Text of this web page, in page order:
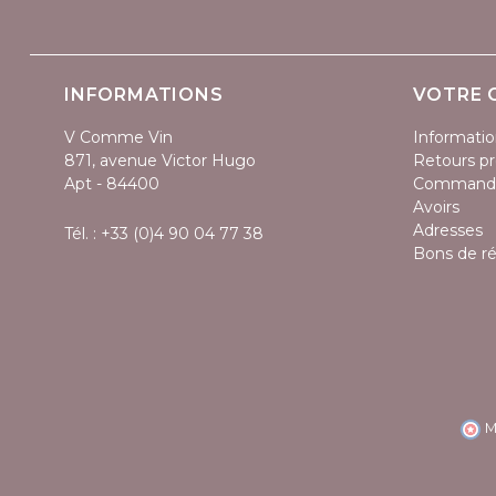
INFORMATIONS
V Comme Vin
871, avenue Victor Hugo
Apt - 84400
Tél. : +33 (0)4 90 04 77 38
VOTRE
Retours
Avoirs
Adresses
Bons de